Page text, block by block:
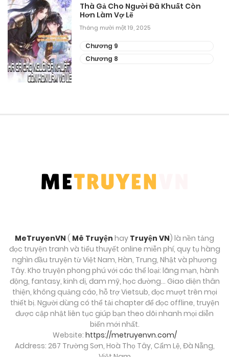
Chương 4
Tháng 9 28, 2025
Chương 3
Tháng 9 28, 2025
Thà Gả Cho Người Đã Khuất Còn
Hơn Làm Vợ Lẽ
Tháng mười một 19, 2025
Chương 9
Chương 8
MeTruyenVN ( Mê Truyện hay Truyện VN) là nền tảng
đọc truyện tranh và tiểu thuyết online miễn phí, quy tụ hàng
nghìn đầu truyện từ Việt Nam, Hàn, Trung, Nhật và phương
Tây. Kho truyện phong phú với các thể loại: lãng mạn, hành
động, fantasy, kinh dị, đam mỹ, học đường… Giao diện thân
thiện, không quảng cáo, hỗ trợ Vietsub, đọc mượt trên mọi
thiết bị. Người dùng có thể tải chapter để đọc offline, truyện
được cập nhật liên tục giúp bạn theo dõi nhanh mọi diễn
biến mới nhất.
Website: https://metruyenvn.com/
Address: 267 Trường Sơn, Hoà Thọ Tây, Cẩm Lệ, Đà Nẵng,